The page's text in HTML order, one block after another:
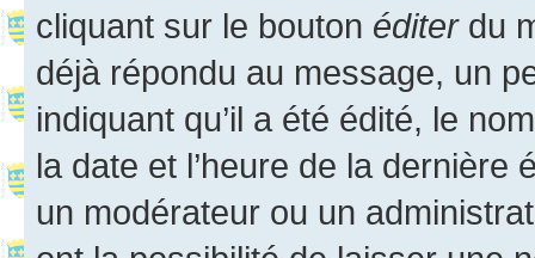
cliquant sur le bouton éditerdu
déjà répondu au message, un
indiquant qu’il a été édité, le
la date et l’heure de la dernière
un modérateur ou un